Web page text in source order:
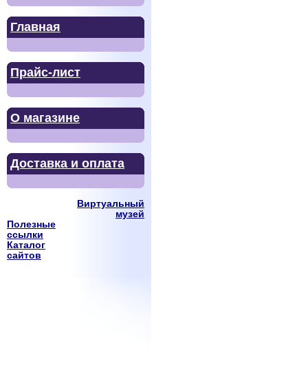
Главная
Прайс-лист
О магазине
Доставка и оплата
Виртуальный
музей
Полезные
ссылки
Каталог
сайтов